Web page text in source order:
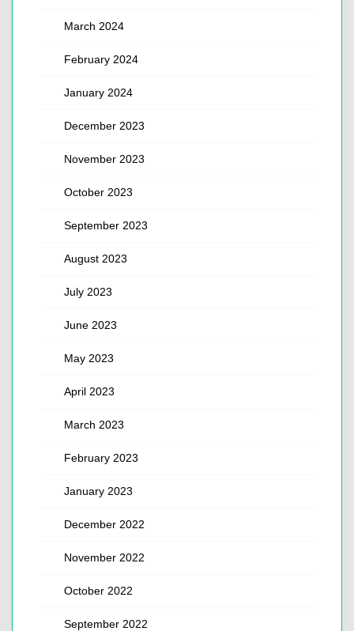
March 2024
February 2024
January 2024
December 2023
November 2023
October 2023
September 2023
August 2023
July 2023
June 2023
May 2023
April 2023
March 2023
February 2023
January 2023
December 2022
November 2022
October 2022
September 2022